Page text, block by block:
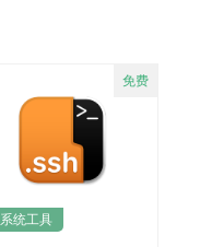
系统工具